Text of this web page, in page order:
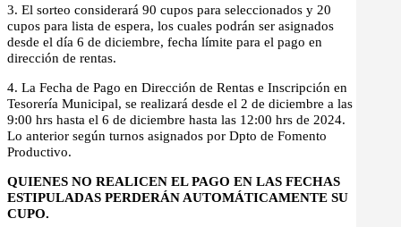
3. El sorteo considerará 90 cupos para seleccionados y 20
cupos para lista de espera, los cuales podrán ser asignados
desde el día 6 de diciembre, fecha límite para el pago en
dirección de rentas.
4. La Fecha de Pago en Dirección de Rentas e Inscripción en
Tesorería Municipal, se realizará desde el 2 de diciembre a las
9:00 hrs hasta el 6 de diciembre hasta las 12:00 hrs de 2024.
Lo anterior según turnos asignados por Dpto de Fomento
Productivo.
QUIENES NO REALICEN EL PAGO EN LAS FECHAS
ESTIPULADAS PERDERÁN AUTOMÁTICAMENTE SU
CUPO.